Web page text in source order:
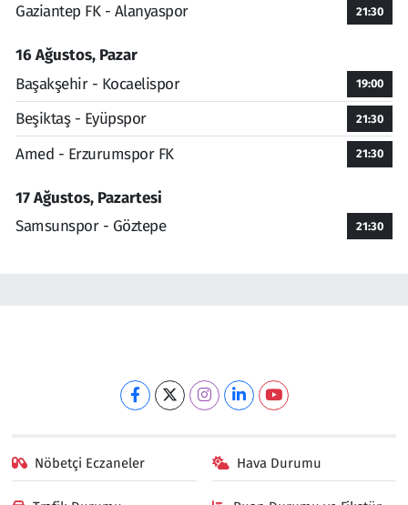
Gaziantep FK - Alanyaspor 21:30
16 Ağustos, Pazar
Başakşehir - Kocaelispor
19:00
Beşiktaş - Eyüpspor 21:30
Amed - Erzurumspor FK 21:30
17 Ağustos, Pazartesi
Samsunspor - Göztepe
21:30
Nöbetçi Eczaneler Hava Durumu